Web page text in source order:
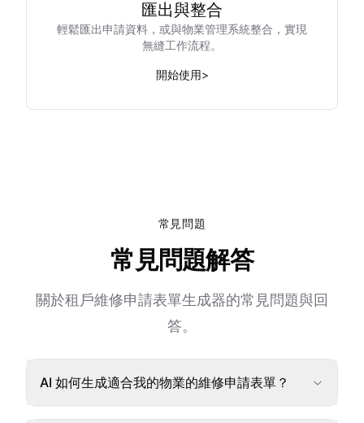
匯出與整合
輕鬆匯出申請資料，或與物業管理系統整合，實現
無縫工作流程。
開始使用>
常見問題
常見問題解答
關於租戶維修申請表單生成器的常見問題與回
答。
AI 如何生成適合我的物業的維修申請表單？